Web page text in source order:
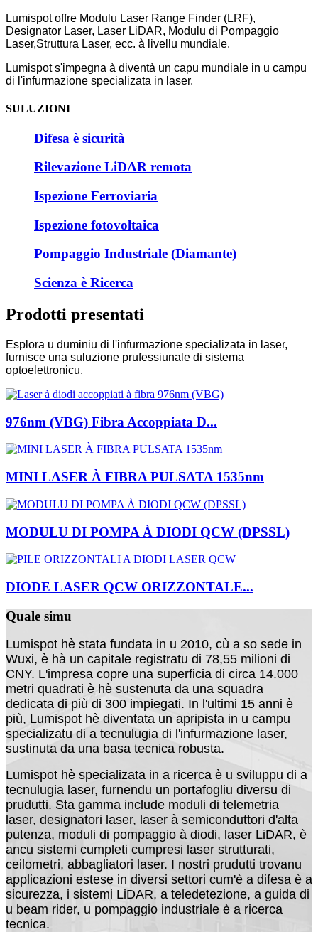
Lumispot offre Modulu Laser Range Finder (LRF),
Designator Laser, Laser LiDAR, Modulu di Pompaggio
Laser,Struttura Laser, ecc. à livellu mundiale.
Lumispot s'impegna à diventà un capu mundiale in u campu
di l'infurmazione specializata in laser.
SULUZIONI
Difesa è sicurità
Rilevazione LiDAR remota
Ispezione Ferroviaria
Ispezione fotovoltaica
Pompaggio Industriale (Diamante)
Scienza è Ricerca
Prodotti presentati
Esplora u duminiu di l'infurmazione specializata in laser,
furnisce una suluzione prufessiunale di sistema
optoelettronicu.
976nm (VBG) Fibra Accoppiata D...
MINI LASER À FIBRA PULSATA 1535nm
MODULU DI POMPA À DIODI QCW (DPSSL)
DIODE LASER QCW ORIZZONTALE...
Quale simu
Lumispot hè stata fundata in u 2010, cù a so sede in
Wuxi, è hà un capitale registratu di 78,55 milioni di
CNY. L'impresa copre una superficia di circa 14.000
metri quadrati è hè sustenuta da una squadra
dedicata di più di 300 impiegati. In l'ultimi 15 anni è
più, Lumispot hè diventata un apripista in u campu
specializatu di a tecnulugia di l'infurmazione laser,
sustinuta da una basa tecnica robusta.
Lumispot hè specializata in a ricerca è u sviluppu di a
tecnulugia laser, furnendu un portafogliu diversu di
prudutti. Sta gamma include moduli di telemetria
laser, designatori laser, laser à semiconduttori d'alta
putenza, moduli di pompaggio à diodi, laser LiDAR, è
ancu sistemi cumpleti cumpresi laser strutturati,
ceilometri, abbagliatori laser. I nostri prudutti trovanu
applicazioni estese in diversi settori cum'è a difesa è a
sicurezza, i sistemi LiDAR, a teledetezione, a guida di
u beam rider, u pompaggio industriale è a ricerca
tecnica.